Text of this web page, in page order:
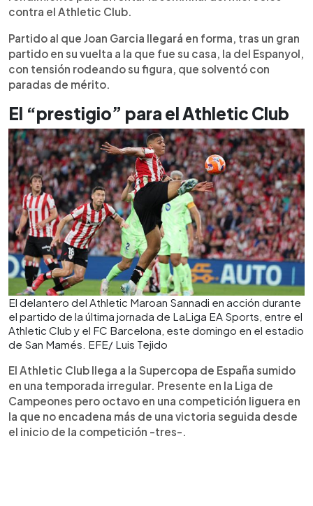
contra el Athletic Club.
Partido al que Joan Garcia llegará en forma, tras un gran
partido en su vuelta a la que fue su casa, la del Espanyol,
con tensión rodeando su figura, que solventó con
paradas de mérito.
El “prestigio” para el Athletic Club
El delantero del Athletic Maroan Sannadi en acción durante
el partido de la última jornada de LaLiga EA Sports, entre el
Athletic Club y el FC Barcelona, este domingo en el estadio
de San Mamés. EFE/ Luis Tejido
El Athletic Club llega a la Supercopa de España sumido
en una temporada irregular. Presente en la Liga de
Campeones pero octavo en una competición liguera en
la que no encadena más de una victoria seguida desde
el inicio de la competición -tres-.